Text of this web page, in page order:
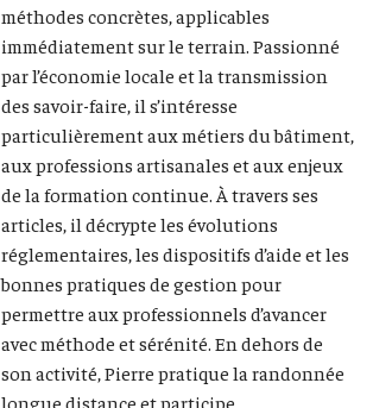
méthodes concrètes, applicables
immédiatement sur le terrain. Passionné
par l’économie locale et la transmission
des savoir-faire, il s’intéresse
particulièrement aux métiers du bâtiment,
aux professions artisanales et aux enjeux
de la formation continue. À travers ses
articles, il décrypte les évolutions
réglementaires, les dispositifs d’aide et les
bonnes pratiques de gestion pour
permettre aux professionnels d’avancer
avec méthode et sérénité. En dehors de
son activité, Pierre pratique la randonnée
longue distance et participe